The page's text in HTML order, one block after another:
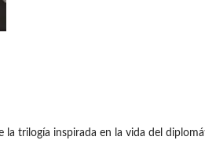
trilogía inspirada en la vida del